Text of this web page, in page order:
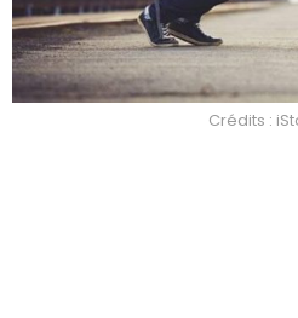
Crédits :